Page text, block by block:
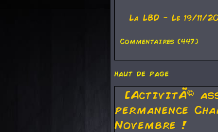
La LBD - Le 19/11/
Commentaires (447)
haut de page
[ActivitÃ©
permanence
Novembre !